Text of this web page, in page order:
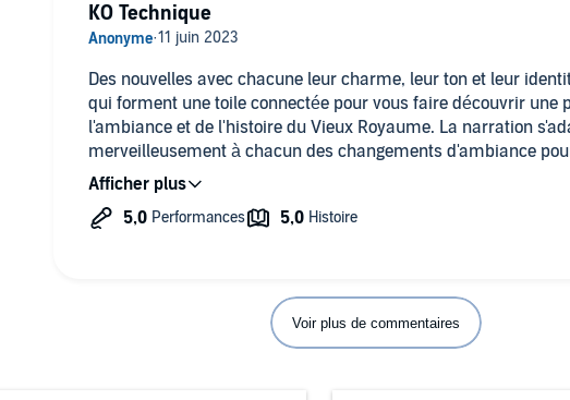
Des nouvelles avec chacune leur charme, leur ton et leur
qui forment une toile connectée pour vous faire découvrir une
l'ambiance et de l'histoire du Vieux Royaume. La narration
merveilleusement à chacun des changements d'ambiance
résultats des plus réussis.
KO Technique
Voir plus de commentaires